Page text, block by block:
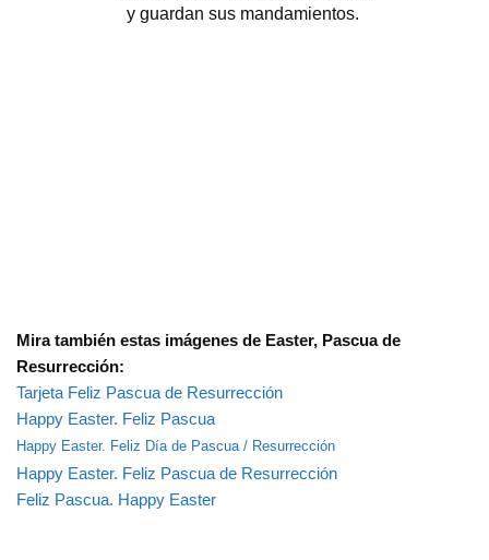
y guardan sus mandamientos.
Mira también estas imágenes de Easter, Pascua de
Resurrección:
Tarjeta Feliz Pascua de Resurrección
Happy Easter. Feliz Pascua
Happy Easter. Feliz Día de Pascua / Resurrección
Happy Easter. Feliz Pascua de Resurrección
Feliz Pascua. Happy Easter